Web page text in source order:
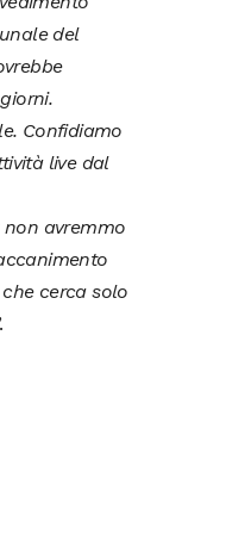
del
Confidiamo
live dal
avremmo
cerca solo